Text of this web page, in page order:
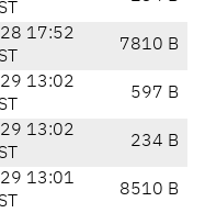
17:52
7810 B
13:02
597 B
13:02
234 B
13:01
8510 B